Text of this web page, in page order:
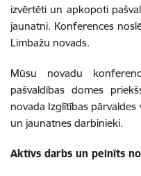
izvērtēti un apkopoti
jaunatni. Konferences
Limbažu novads.
Mūsu novadu
pašvaldības domes
novada Izglītības pārvaldes
un jaunatnes darbinieki.
Aktīvs darbs un pelnīts